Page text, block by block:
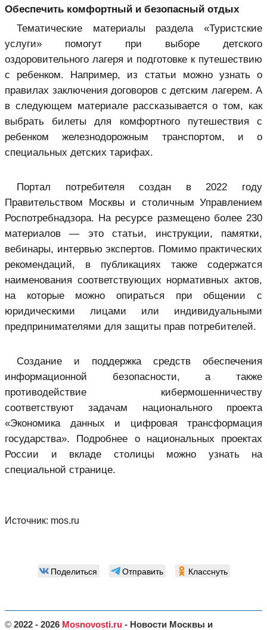
Обеспечить комфортный и безопасный отдых
Тематические материалы раздела «Туристские
услуги» помогут при выборе детского
оздоровительного лагеря и подготовке к путешествию
с ребенком. Например, из статьи можно узнать о
правилах заключения договоров с детским лагерем. А
в следующем материале рассказывается о том, как
выбрать билеты для комфортного путешествия с
ребенком железнодорожным транспортом, и о
специальных детских тарифах.
Портал потребителя создан в 2022 году
Правительством Москвы и столичным Управлением
Роспотребнадзора. На ресурсе размещено более 230
материалов — это статьи, инструкции, памятки,
вебинары, интервью экспертов. Помимо практических
рекомендаций, в публикациях также содержатся
наименования соответствующих нормативных актов,
на которые можно опираться при общении с
юридическими лицами или индивидуальными
предпринимателями для защиты прав потребителей.
Создание и поддержка средств обеспечения
информационной безопасности, а также
противодействие кибермошенничеству
соответствуют задачам национального проекта
«Экономика данных и цифровая трансформация
государства». Подробнее о национальных проектах
России и вкладе столицы можно узнать на
специальной странице.
Источник: mos.ru
Поделиться Отправить Класснуть
© 2022 - 2026 Mosnovosti.ru - Новости Москвы и